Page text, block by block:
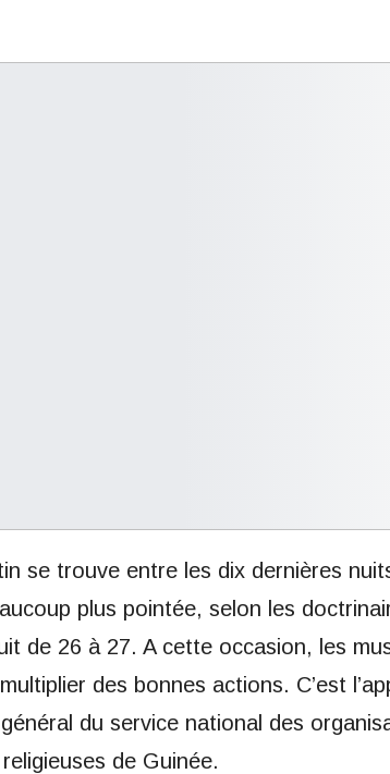
se trouve entre les dix dernières
plus pointée, selon les
de 26 à 27. A cette occasion, les
des bonnes actions. C’est
du service national des
de Guinée.